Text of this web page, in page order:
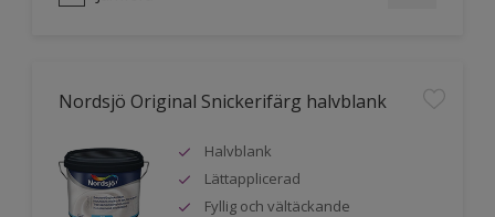
Nordsjö Original Snickerifärg halvblank
Halvblank
Lättapplicerad
Fyllig och vältäckande